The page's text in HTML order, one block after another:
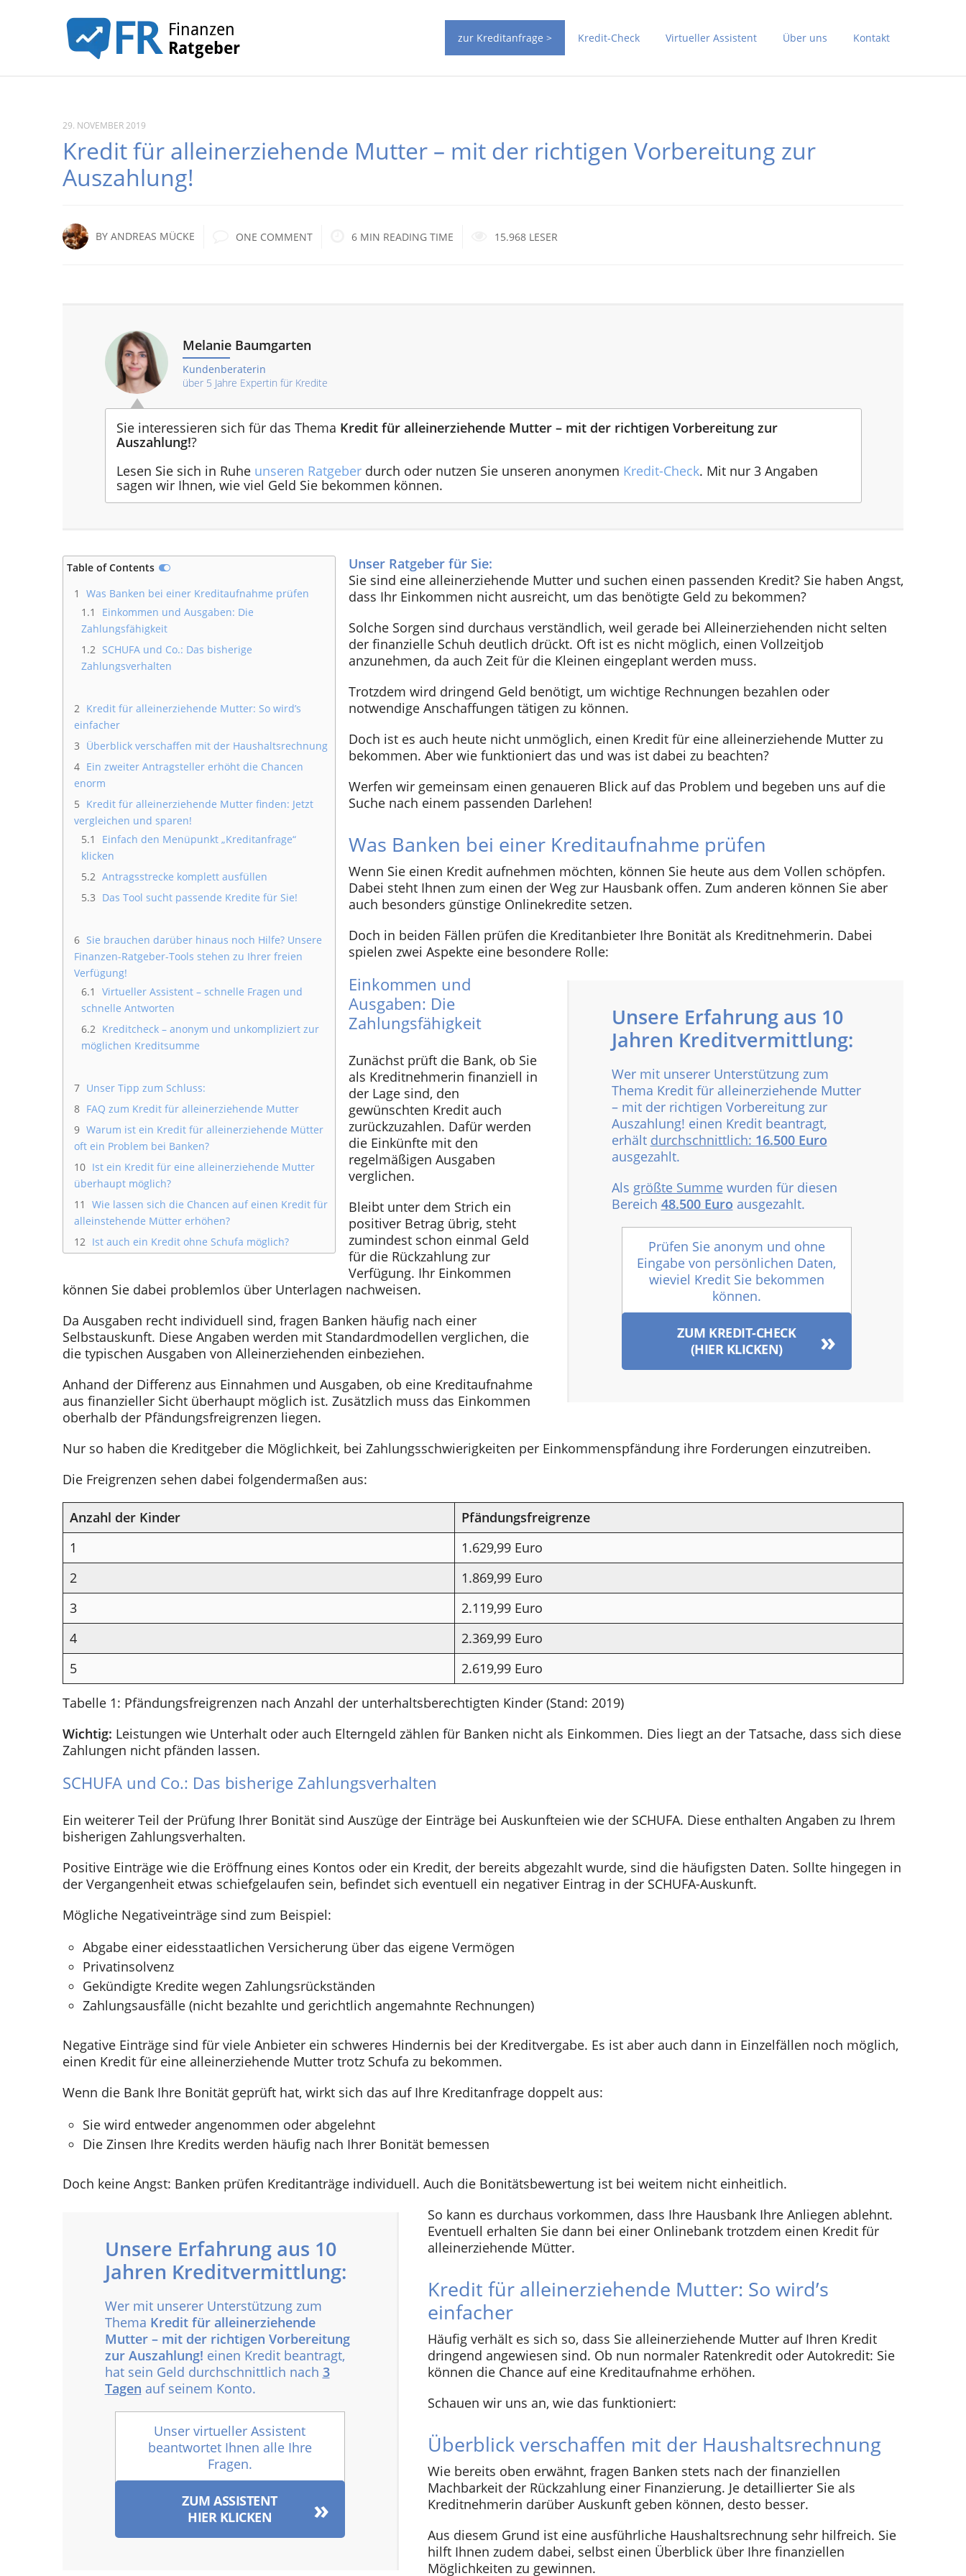
zur Kreditanfrage > Kredit-Check Virtueller Assistent Über uns Kontakt
29. NOVEMBER 2019
Kredit für alleinerziehende Mutter – mit der richtigen Vorbereitung zur
Auszahlung!
BY ANDREAS MÜCKE ONE COMMENT 6 MIN READING TIME 15.968 LESER
Melanie Baumgarten
Kundenberaterin
über 5 Jahre Expertin für Kredite
Sie interessieren sich für das Thema Kredit für alleinerziehende Mutter – mit der richtigen Vorbereitung zur
Auszahlung!?
Lesen Sie sich in Ruhe unseren Ratgeberdurch oder nutzen Sie unseren anonymen Kredit-Check. Mit nur 3 Angaben
sagen wir Ihnen, wie viel Geld Sie bekommen können.
Unser Ratgeber für Sie:
Table of Contents
1
Was Banken bei einer Kreditaufnahme prüfen
1.1
Einkommen und Ausgaben: Die
Zahlungsfähigkeit
1.2 SCHUFA und Co.: Das bisherige
Zahlungsverhalten
2 Kredit für alleinerziehende Mutter: So wird’s
einfacher
3 Überblick verschaffen mit der Haushaltsrechnung
4 Ein zweiter Antragsteller erhöht die Chancen
enorm
5 Kredit für alleinerziehende Mutter finden: Jetzt
vergleichen und sparen!
5.1
Einfach den Menüpunkt „Kreditanfrage“
klicken
5.2 Antragsstrecke komplett ausfüllen
5.3 Das Tool sucht passende Kredite für Sie!
6 Sie brauchen darüber hinaus noch Hilfe? Unsere
Finanzen-Ratgeber-Tools stehen zu Ihrer freien
Verfügung!
6.1
Virtueller Assistent – schnelle Fragen und
schnelle Antworten
6.2 Kreditcheck – anonym und unkompliziert zur
möglichen Kreditsumme
7 Unser Tipp zum Schluss:
8 FAQ zum Kredit für alleinerziehende Mutter
9 Warum ist ein Kredit für alleinerziehende Mütter
oft ein Problem bei Banken?
10 Ist ein Kredit für eine alleinerziehende Mutter
überhaupt möglich?
11
Wie lassen sich die Chancen auf einen Kredit für
alleinstehende Mütter erhöhen?
12 Ist auch ein Kredit ohne Schufa möglich?
Sie sind eine alleinerziehende Mutter und suchen einen passenden Kredit? Sie haben Angst,
dass Ihr Einkommen nicht ausreicht, um das benötigte Geld zu bekommen?
Solche Sorgen sind durchaus verständlich, weil gerade bei Alleinerziehenden nicht selten
der finanzielle Schuh deutlich drückt. Oft ist es nicht möglich, einen Vollzeitjob
anzunehmen, da auch Zeit für die Kleinen eingeplant werden muss.
Trotzdem wird dringend Geld benötigt, um wichtige Rechnungen bezahlen oder
notwendige Anschaffungen tätigen zu können.
Doch ist es auch heute nicht unmöglich, einen Kredit für eine alleinerziehende Mutter zu
bekommen. Aber wie funktioniert das und was ist dabei zu beachten?
Werfen wir gemeinsam einen genaueren Blick auf das Problem und begeben uns auf die
Suche nach einem passenden Darlehen!
Was Banken bei einer Kreditaufnahme prüfen
Wenn Sie einen Kredit aufnehmen möchten, können Sie heute aus dem Vollen schöpfen.
Dabei steht Ihnen zum einen der Weg zur Hausbank offen. Zum anderen können Sie aber
auch besonders günstige Onlinekredite setzen.
Doch in beiden Fällen prüfen die Kreditanbieter Ihre Bonität als Kreditnehmerin. Dabei
spielen zwei Aspekte eine besondere Rolle:
Unsere Erfahrung aus 10
Jahren Kreditvermittlung:
Wer mit unserer Unterstützung zum
Thema Kredit für alleinerziehende Mutter
– mit der richtigen Vorbereitung zur
Auszahlung! einen Kredit beantragt,
erhält durchschnittlich: 16.500 Euro
ausgezahlt.
Als größte Summewurden für diesen
Bereich 48.500 Euro ausgezahlt.
Prüfen Sie anonym und ohne
Eingabe von persönlichen Daten,
wieviel Kredit Sie bekommen
können.
ZUM KREDIT-CHECK
(HIER KLICKEN)
Einkommen und
Ausgaben: Die
Zahlungsfähigkeit
Zunächst prüft die Bank, ob Sie
als Kreditnehmerin finanziell in
der Lage sind, den
gewünschten Kredit auch
zurückzuzahlen. Dafür werden
die Einkünfte mit den
regelmäßigen Ausgaben
verglichen.
Bleibt unter dem Strich ein
positiver Betrag übrig, steht
zumindest schon einmal Geld
für die Rückzahlung zur
Verfügung. Ihr Einkommen
können Sie dabei problemlos über Unterlagen nachweisen.
Da Ausgaben recht individuell sind, fragen Banken häufig nach einer
Selbstauskunft. Diese Angaben werden mit Standardmodellen verglichen, die
die typischen Ausgaben von Alleinerziehenden einbeziehen.
Anhand der Differenz aus Einnahmen und Ausgaben, ob eine Kreditaufnahme
aus finanzieller Sicht überhaupt möglich ist. Zusätzlich muss das Einkommen
oberhalb der Pfändungsfreigrenzen liegen.
Nur so haben die Kreditgeber die Möglichkeit, bei Zahlungsschwierigkeiten per Einkommenspfändung ihre Forderungen einzutreiben.
Die Freigrenzen sehen dabei folgendermaßen aus:
Anzahl der Kinder
Pfändungsfreigrenze
1
1.629,99 Euro
2
1.869,99 Euro
3
2.119,99 Euro
4
2.369,99 Euro
5
2.619,99 Euro
Tabelle 1: Pfändungsfreigrenzen nach Anzahl der unterhaltsberechtigten Kinder (Stand: 2019)
Wichtig: Leistungen wie Unterhalt oder auch Elterngeld zählen für Banken nicht als Einkommen. Dies liegt an der Tatsache, dass sich diese
Zahlungen nicht pfänden lassen.
SCHUFA und Co.: Das bisherige Zahlungsverhalten
Ein weiterer Teil der Prüfung Ihrer Bonität sind Auszüge der Einträge bei Auskunfteien wie der SCHUFA. Diese enthalten Angaben zu Ihrem
bisherigen Zahlungsverhalten.
Positive Einträge wie die Eröffnung eines Kontos oder ein Kredit, der bereits abgezahlt wurde, sind die häufigsten Daten. Sollte hingegen in
der Vergangenheit etwas schiefgelaufen sein, befindet sich eventuell ein negativer Eintrag in der SCHUFA-Auskunft.
Mögliche Negativeinträge sind zum Beispiel:
Abgabe einer eidesstaatlichen Versicherung über das eigene Vermögen
Privatinsolvenz
Gekündigte Kredite wegen Zahlungsrückständen
Zahlungsausfälle (nicht bezahlte und gerichtlich angemahnte Rechnungen)
Negative Einträge sind für viele Anbieter ein schweres Hindernis bei der Kreditvergabe. Es ist aber auch dann in Einzelfällen noch möglich,
einen Kredit für eine alleinerziehende Mutter trotz Schufa zu bekommen.
Wenn die Bank Ihre Bonität geprüft hat, wirkt sich das auf Ihre Kreditanfrage doppelt aus:
Sie wird entweder angenommen oder abgelehnt
Die Zinsen Ihre Kredits werden häufig nach Ihrer Bonität bemessen
Doch keine Angst: Banken prüfen Kreditanträge individuell. Auch die Bonitätsbewertung ist bei weitem nicht einheitlich.
Unsere Erfahrung aus 10
Jahren Kreditvermittlung:
Wer mit unserer Unterstützung zum
Thema Kredit für alleinerziehende
Mutter – mit der richtigen Vorbereitung
zur Auszahlung! einen Kredit beantragt,
hat sein Geld durchschnittlich nach 3
Tagen auf seinem Konto.
Unser virtueller Assistent
beantwortet Ihnen alle Ihre
Fragen.
ZUM ASSISTENT
HIER KLICKEN
So kann es durchaus vorkommen, dass Ihre Hausbank Ihre Anliegen ablehnt.
Eventuell erhalten Sie dann bei einer Onlinebank trotzdem einen Kredit für
alleinerziehende Mütter.
Kredit für alleinerziehende Mutter: So wird’s
einfacher
Häufig verhält es sich so, dass Sie alleinerziehende Mutter auf Ihren Kredit
dringend angewiesen sind. Ob nun normaler Ratenkredit oder Autokredit: Sie
können die Chance auf eine Kreditaufnahme erhöhen.
Schauen wir uns an, wie das funktioniert:
Überblick verschaffen mit der Haushaltsrechnung
Wie bereits oben erwähnt, fragen Banken stets nach der finanziellen
Machbarkeit der Rückzahlung einer Finanzierung. Je detaillierter Sie als
Kreditnehmerin darüber Auskunft geben können, desto besser.
Aus diesem Grund ist eine ausführliche Haushaltsrechnung sehr hilfreich. Sie
hilft Ihnen zudem dabei, selbst einen Überblick über Ihre finanziellen
Möglichkeiten zu gewinnen.